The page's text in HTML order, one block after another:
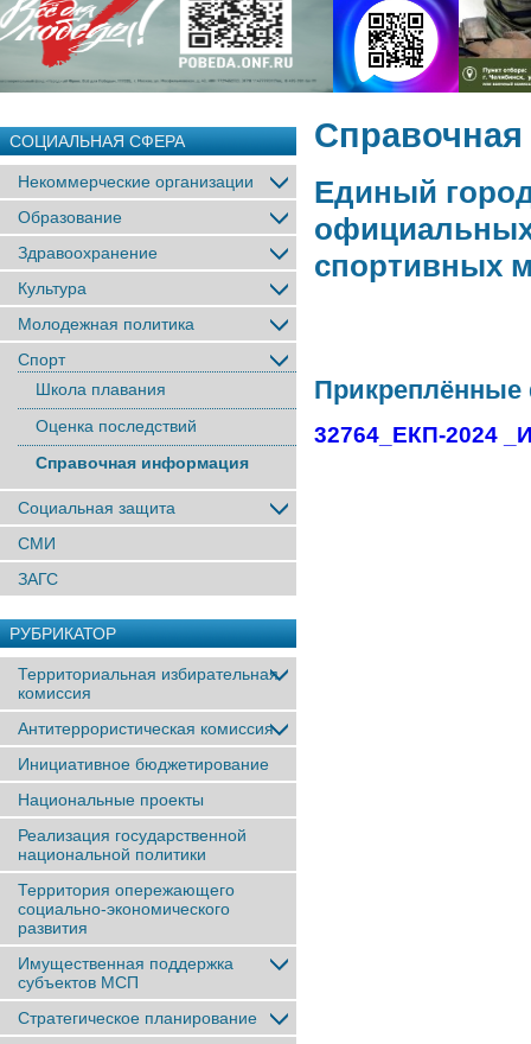
СОЦИАЛЬНАЯ СФЕРА
Некоммерческие организации
Образование
Здравоохранение
Культура
Молодежная политика
Спорт
Школа плавания
Оценка последствий
Справочная информация
Социальная защита
СМИ
ЗАГС
РУБРИКАТОР
Территориальная избирательная
комиссия
Антитеррористическая комиссия
Инициативное бюджетирование
Национальные проекты
Реализация государственной
национальной политики
Территория опережающего
социально-экономического
развития
Имущественная поддержка
субъектов МСП
Стратегическое планирование
Единый
спортивных
32764_ЕКП-2024